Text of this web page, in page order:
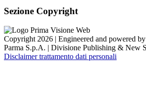
Sezione Copyright
Copyright 2026 | Engineered and powered
Parma S.p.A. | Divisione Publishing & New
Disclaimer trattamento dati personali